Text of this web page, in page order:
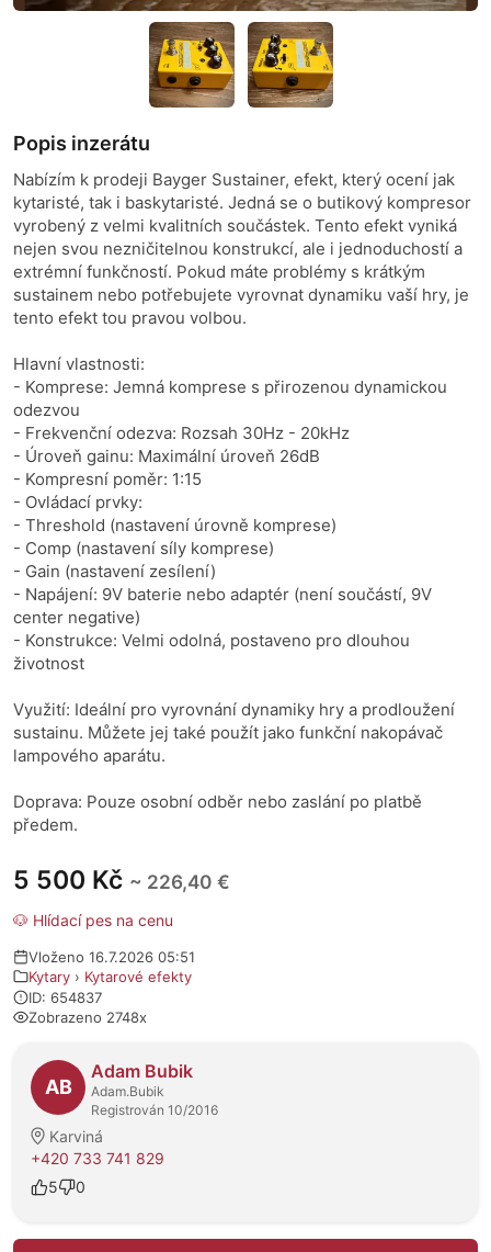
5 500 Kč ~ 226,40 €
🐶 Hlídací pes na cenu
Vloženo 16.7.2026 05:51
Kytary › Kytarové efekty
ID: 654837
Zobrazeno 2748x
O prodejci
AB
Adam Bubik
Adam.Bubik
Registrován 10/2016
Karviná
+420 733 741 829
5
0
Popis inzerátu
Nabízím k prodeji Bayger Sustainer, efekt, který ocení jak
kytaristé, tak i baskytaristé. Jedná se o butikový kompresor
vyrobený z velmi kvalitních součástek. Tento efekt vyniká
nejen svou nezničitelnou konstrukcí, ale i jednoduchostí a
extrémní funkčností. Pokud máte problémy s krátkým
sustainem nebo potřebujete vyrovnat dynamiku vaší hry, je
tento efekt tou pravou volbou.
Hlavní vlastnosti:
- Komprese: Jemná komprese s přirozenou dynamickou
odezvou
- Frekvenční odezva: Rozsah 30Hz - 20kHz
- Úroveň gainu: Maximální úroveň 26dB
- Kompresní poměr: 1:15
- Ovládací prvky:
- Threshold (nastavení úrovně komprese)
- Comp (nastavení síly komprese)
- Gain (nastavení zesílení)
- Napájení: 9V baterie nebo adaptér (není součástí, 9V
center negative)
- Konstrukce: Velmi odolná, postaveno pro dlouhou
životnost
Využití: Ideální pro vyrovnání dynamiky hry a prodloužení
sustainu. Můžete jej také použít jako funkční nakopávač
lampového aparátu.
Doprava: Pouze osobní odběr nebo zaslání po platbě
předem.